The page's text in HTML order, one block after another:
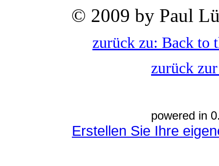
© 2009 by Paul
zurück zu: Back to
zurück
powered in
Erstellen Sie Ihre